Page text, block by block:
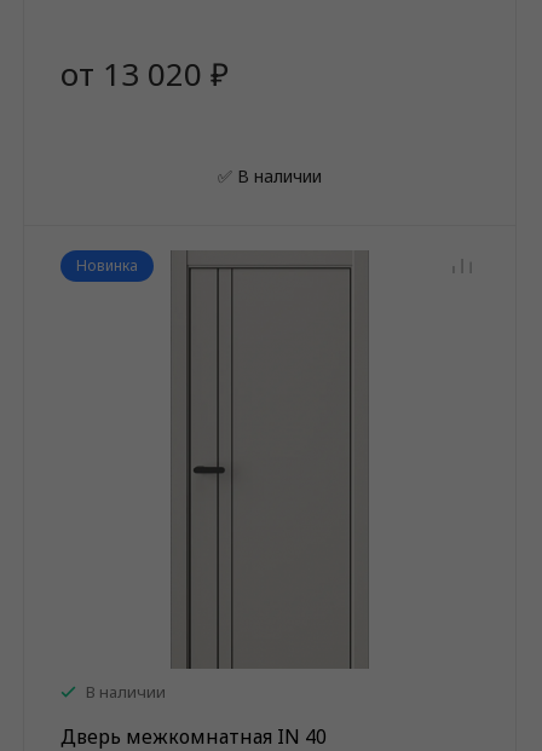
от 13 020 ₽
✅ В наличии
Новинка
В наличии
Дверь межкомнатная IN 40